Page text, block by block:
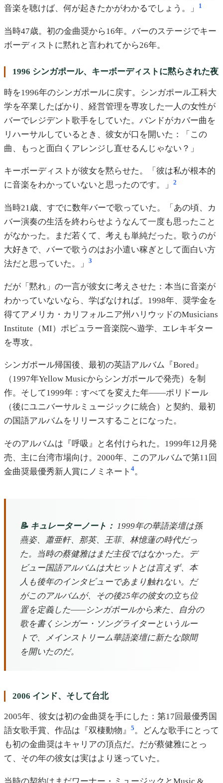
音楽を聴けば、何が起きたかがわかるでしょう。」
1
当時47歳。初の金曲奨から16年。バーのステージでキー
ボーディストに黙れと言われてから26年。
1996 シンガポール、キーボーディストに黙らされた夜
時を1996年のシンガポールに戻す。シンガポール工科大
学を卒業したばかり、経営管理を専攻した一人の女性が
バーでレジデント歌手をしていた。バンドがカバー曲を
リハーサルしているとき、彼女が口を開いた：「この
曲、もっと面白くアレンジし直せるんじゃない？」
キーボーディストが彼女を黙らせた。「彼は私が根本的
に音楽をわかっていないと思ったのです。」
2
当時21歳、すでに数年バーで歌っていた。「あの頃、カ
バー演奏の生活を終わらせようなんて一度も思ったこと
がなかった。まだ若くて、考えも単純だった。歌うのが
大好きで、バーで歌うのはお小遣い稼ぎとして面白い方
法だと思っていた。」
3
だが「黙れ」の一言が彼女に考えさせた：本当に音楽が
わかっていないなら、学ばなければ。1998年、奨学金を
得てアメリカ・カリフォルニア州ハリウッドのMusicians
Institute（MI）ポピュラー音楽院へ遊学、エレキギター
を専攻。
シンガポール帰国後、最初の英語アルバム『Bored』
（1997年Yellow Musicからシンガポールで発売）を制
作。そして1999年：すべてを変えた年——ポリドール
（後にユニバーサルミュージックに統合）と契約、最初
の国語アルバムをリリースすることになった。
そのアルバムは『呼吸』と名付けられた。1999年12月発
売、主に台湾市場向け。2000年、このアルバムで第11回
金曲奨最優秀新人賞にノミネート 4。
📝 キュレーターノート： 1999年の華語楽壇は孫
燕姿、蕭亜軒、那英、王菲、林憶蓮の時代だっ
た。当時の蔡健雅はまだ主役ではなかった。デ
ビュー国語アルバムは大ヒットとは言えず、本
人も後年のインタビューであまり触れない。だ
がこのアルバムが、その後25年の彼女の立ち位
置を定義した——シンガポールから来た、自分の
歌を書くシンガー・ソングライターというルー
トで、メインストリーム華語楽壇に新たな隙間
を開いたのだ。
2006 インド、そして台北
2005年、彼女は初の金曲奨を手にした：第17回最優秀国
語女歌手賞、作品は『双棲動物』
5。どんな歌手にとって
も初の金曲奨はキャリアの頂点だ。だが蔡健雅にとっ
て、その年の彼女は実はより迷っていた。